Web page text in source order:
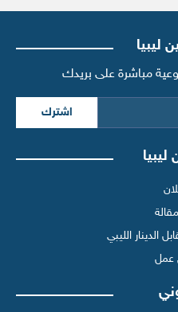
ليبيا
مباشرة على بريدك
اشترك
الدينار الليبي